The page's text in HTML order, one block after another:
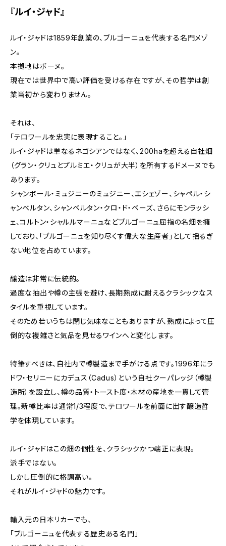
『ルイ・ジャド』
ルイ・ジャドは1859年創業の、ブルゴーニュを代表する名門メゾ
ン。
本拠地はボーヌ。
現在では世界中で高い評価を受ける存在ですが、その哲学は創
業当初から変わりません。
それは、
「テロワールを忠実に表現すること。」
ルイ・ジャドは単なるネゴシアンではなく、200haを超える自社畑
（グラン・クリュとプルミエ・クリュが大半）を所有するドメーヌでも
あります。
シャンボール・ミュジニーのミュジニー、エシェゾー、シャペル・シ
ャンベルタン、シャンベルタン・クロ・ド・ベーズ、さらにモンラッシ
ェ、コルトン・シャルルマーニュなどブルゴーニュ屈指の名畑を擁
しており、「ブルゴーニュを知り尽くす偉大な生産者」として揺るぎ
ない地位を占めています。
醸造は非常に伝統的。
過度な抽出や樽の主張を避け、長期熟成に耐えるクラシックなス
タイルを重視しています。
そのため若いうちは閉じ気味なこともありますが、熟成によって圧
倒的な複雑さと気品を見せるワインへと変化します。
特筆すべきは、自社内で樽製造まで手がける点です。1996年にラ
ドワ・セリニーにカデュス（Cadus）という自社クーパレッジ（樽製
造所）を設立し、樽の品質・トースト度・木材の産地を一貫して管
理。新樽比率は通常1/3程度で、テロワールを前面に出す醸造哲
学を体現しています。
ルイ・ジャドはこの畑の個性を、クラシックかつ端正に表現。
派手ではない。
しかし圧倒的に格調高い。
それがルイ・ジャドの魅力です。
輸入元の日本リカーでも、
「ブルゴーニュを代表する歴史ある名門」